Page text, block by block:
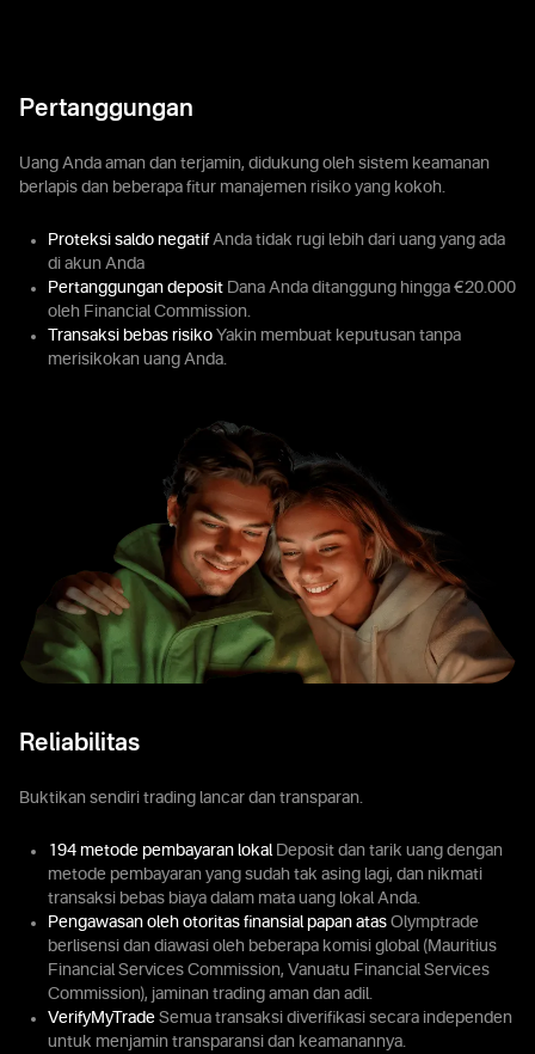
Pertanggungan
Uang Anda aman dan terjamin, didukung oleh sistem keamanan
berlapis dan beberapa fitur manajemen risiko yang kokoh.
Proteksi saldo negatif Anda tidak rugi lebih dari uang yang ada
di akun Anda
Pertanggungan deposit Dana Anda ditanggung hingga €20.000
oleh Financial Commission.
Transaksi bebas risiko Yakin membuat keputusan tanpa
merisikokan uang Anda.
Reliabilitas
Buktikan sendiri trading lancar dan transparan.
194 metode pembayaran lokalDeposit dan tarik uang dengan
metode pembayaran yang sudah tak asing lagi, dan nikmati
transaksi bebas biaya dalam mata uang lokal Anda.
Pengawasan oleh otoritas finansial papan atas Olymptrade
berlisensi dan diawasi oleh beberapa komisi global (Mauritius
Financial Services Commission, Vanuatu Financial Services
Commission), jaminan trading aman dan adil.
VerifyMyTrade Semua transaksi diverifikasi secara independen
untuk menjamin transparansi dan keamanannya.